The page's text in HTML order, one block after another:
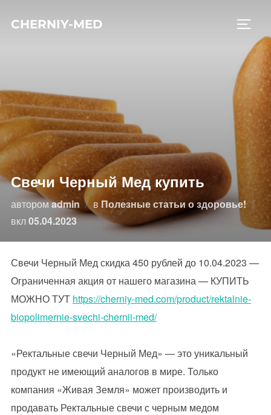
CHERNIY-MED
Свечи Черный Мед купить
авторомadmin в Полезные статьи о здоровье!
вкл Опубликовано
05.04.2023
Свечи Черный Мед скидка 450 рублей до 10.04.2023 —
Ограниченная акция от нашего магазина — КУПИТЬ
МОЖНО ТУТ https://cherniy-med.com/product/rektalnie-
biopolimernie-svechi-chernii-med/
«Ректальные свечи Черный Мед» — это уникальный
продукт не имеющий аналогов в мире. Только
компания «Живая Земля» может производить и
продавать Ректальные свечи с черным медом